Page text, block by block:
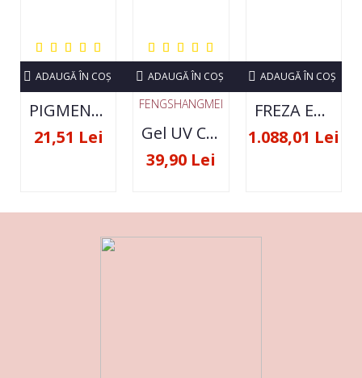
PIGMENT NEON SET 12 CULORI
21,51 Lei
ADAUGĂ ÎN COŞ
FENGSHANGMEI
Gel UV Constructie FSM 50ML - 07
39,90 Lei
ADAUGĂ ÎN COŞ
FREZA ELECTRICA STRONG 210 35000 RPM- ORIGINALA
1.088,01 Lei
ADAUGĂ ÎN COŞ